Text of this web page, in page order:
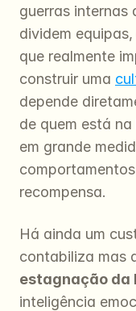
guerras internas
dividem
que realmente
construir uma
depende
de quem está
em grande
recompensa.
Há ainda um
contabiliza mas
estagnação da
inteligência